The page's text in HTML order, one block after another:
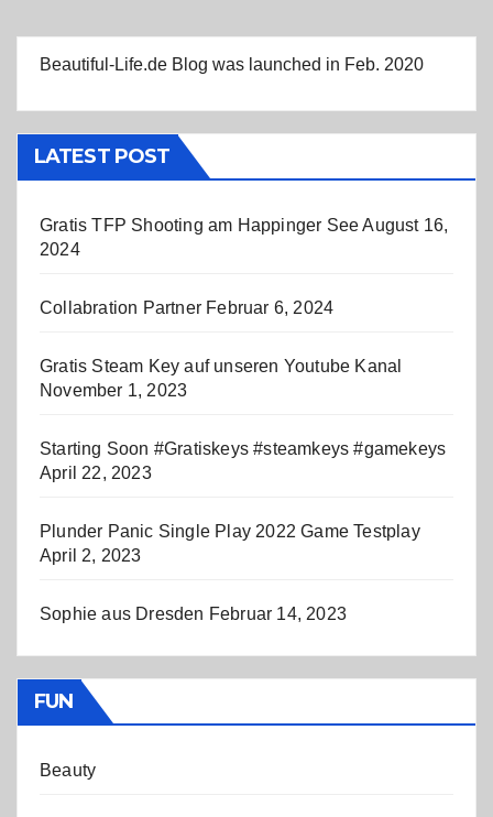
Beautiful-Life.de Blog was launched in Feb. 2020
LATEST POST
Gratis TFP Shooting am Happinger See August 16,
2024
Collabration Partner Februar 6, 2024
Gratis Steam Key auf unseren Youtube Kanal
November 1, 2023
Starting Soon #Gratiskeys #steamkeys #gamekeys
April 22, 2023
Plunder Panic Single Play 2022 Game Testplay
April 2, 2023
Sophie aus Dresden Februar 14, 2023
FUN
Beauty